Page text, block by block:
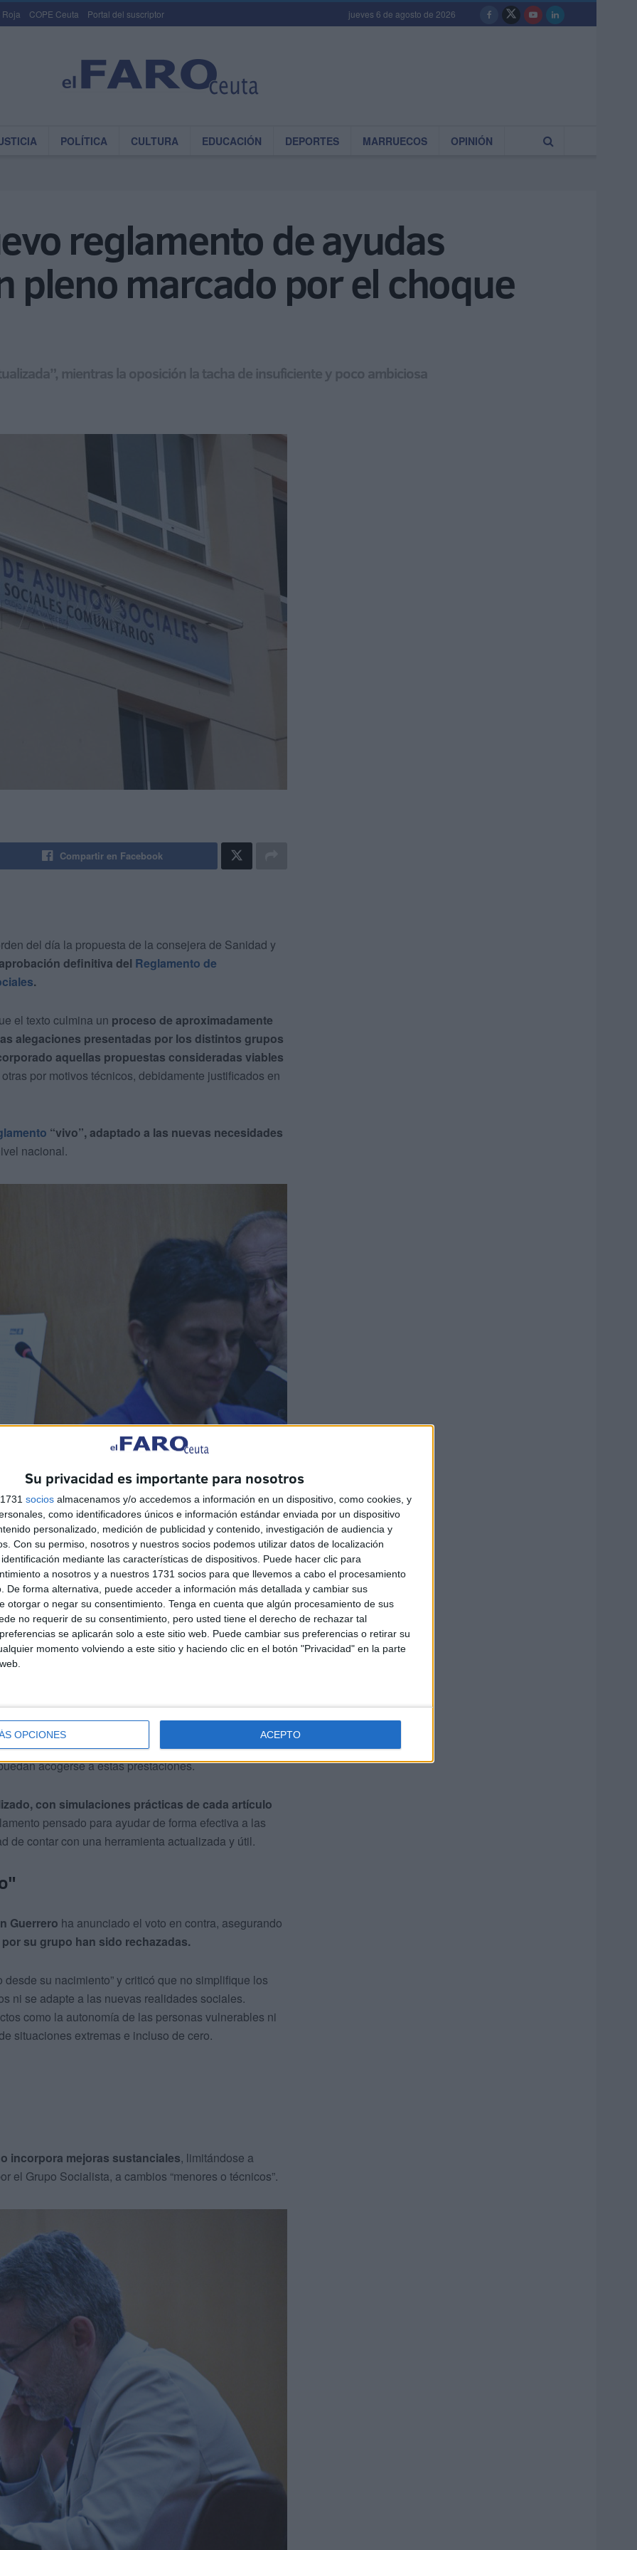
Su privacidad es importante para nosotros
socios almacenamos y/o accedemos a información en un dispositivo, como cookies, y
como identificadores únicos e información estándar enviada por un dispositivo
personalizado, medición de publicidad y contenido, investigación de audiencia y
Con su permiso, nosotros y nuestros socios podemos utilizar datos de localización
mediante las características de dispositivos. Puede hacer clic para
a nosotros y a nuestros 1731 socios para que llevemos a cabo el procesamiento
De forma alternativa, puede acceder a información más detallada y cambiar sus
otorgar o negar su consentimiento. Tenga en cuenta que algún procesamiento de sus
no requerir de su consentimiento, pero usted tiene el derecho de rechazar tal
se aplicarán solo a este sitio web. Puede cambiar sus preferencias o retirar su
momento volviendo a este sitio y haciendo clic en el botón "Privacidad" en la parte
OPCIONES ACEPTO
Roja COPE Ceuta Portal del suscriptor jueves 6 de agosto de 2026
POLÍTICA CULTURA EDUCACIÓN DEPORTES MARRUECOS OPINIÓN
reglamento de ayudas
pleno marcado por el choque
mientras la oposición la tacha de insuficiente y poco ambiciosa
Compartir en Facebook
del día la propuesta de la consejera de Sanidad y
definitiva del Reglamento de
.
el texto culmina un proceso de aproximadamente
alegaciones presentadas por los distintos grupos
aquellas propuestas consideradas viables
por motivos técnicos, debidamente justificados en
“vivo”, adaptado a las nuevas necesidades
nacional.
de criterios
elincremento del IPREM en un 2,5%, así como
ampliar el número de beneficiarios. En este sentido, ha
que antes se contabilizaban para ingresos,
acogerse a estas prestaciones.
con simulaciones prácticas de cada artículo
pensado para ayudar de forma efectiva a las
de contar con una herramienta actualizada y útil.
Guerrero ha anunciado el voto en contra, asegurando
su grupo han sido rechazadas.
su nacimiento” y criticó que no simplifique los
ni se adapte a las nuevas realidades sociales.
como la autonomía de las personas vulnerables ni
situaciones extremas e incluso de cero.
incorpora mejoras sustanciales, limitándose a
el Grupo Socialista, a cambios “menores o técnicos”.